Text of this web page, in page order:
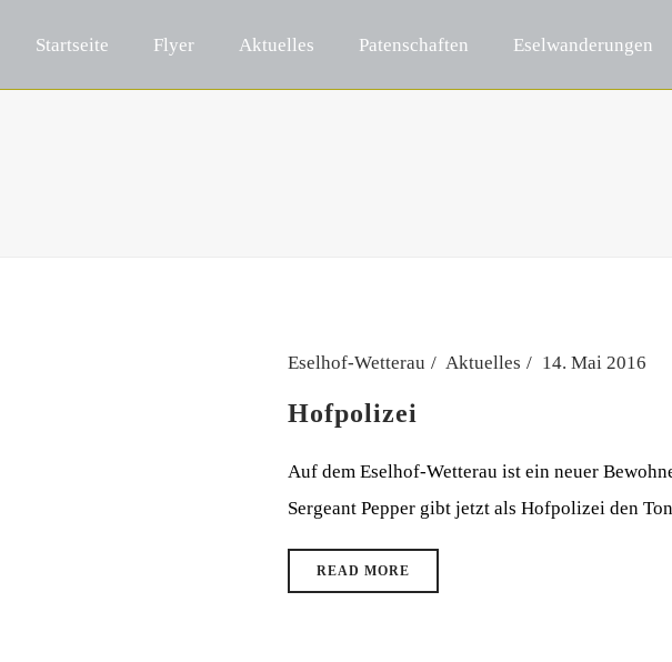
Startseite Flyer Aktuelles Patenschaften Eselwanderungen
Eselhof-Wetterau Aktuelles 14. Mai 2016
Hofpolizei
Auf dem Eselhof-Wetterau ist ein neuer
Sergeant Pepper gibt jetzt als Hofpolizei den
READ MORE